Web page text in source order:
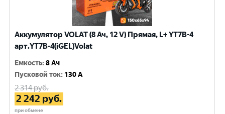
Аккумулятор VOLAT (8 Ач, 12 V) Прямая, L+ YT7B-4
арт.YT7B-4(iGEL)Volat
Емкость:8 Ач
Пусковой ток: 130 A
2 314руб.
2 242 руб.
при обмене